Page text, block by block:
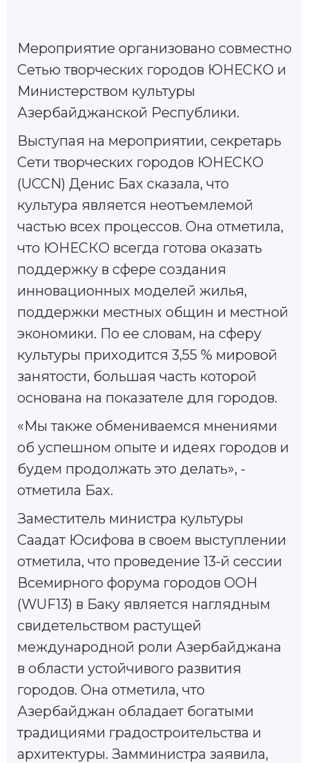
Mероприятие организовано совместно
Сетью творческих городов ЮНЕСКО и
Министерством культуры
Азербайджанской Республики.
Выступая на мероприятии, секретарь
Сети творческих городов ЮНЕСКО
(UCCN) Денис Бах сказала, что
культура является неотъемлемой
частью всех процессов. Она отметила,
что ЮНЕСКО всегда готова оказать
поддержку в сфере создания
инновационных моделей жилья,
поддержки местных общин и местной
экономики. По ее словам, на сферу
культуры приходится 3,55 % мировой
занятости, большая часть которой
основана на показателе для городов.
«Мы также обмениваемся мнениями
об успешном опыте и идеях городов и
будем продолжать это делать», -
отметила Бах.
Заместитель министра культуры
Саадат Юсифова в своем выступлении
отметила, что проведение 13-й сессии
Всемирного форума городов ООН
(WUF13) в Баку является наглядным
свидетельством растущей
международной роли Азербайджана
в области устойчивого развития
городов. Она отметила, что
Азербайджан обладает богатыми
традициями градостроительства и
архитектуры. Замминистра заявила,